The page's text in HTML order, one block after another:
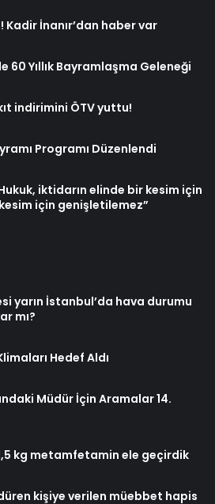
İnanır’dan haber var
60 Yıllık Bayramlaşma Geleneği
indirimini ÖTV yuttu!
Programı Düzenlendi
iktidarın elinde bir kesim için
için genişletilemez”
yarın İstanbul’da hava durumu
mı?
Hedef Aldı
Müdür İçin Aramalar 14.
kg metamfetamin ele geçirdik
kişiye verilen müebbet hapis